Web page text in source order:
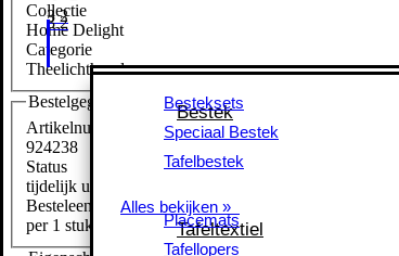
Bestek
Besteksets
Speciaal Bestek
Tafelbestek
Alles bekijken »
Tafeltextiel
Placemats
Tafellopers
Bestek
Besteksets
Speciaal Bestek
Tafelbestek
Alles bekijken »
Tafeltextiel
Placemats
Tafellopers
Collectie
Home Delight
Categorie
Theelichthouders
Bestelgegevens
Artikelnummer
924238
Status
tijdelijk uitverkocht
Besteleenheid
per 1 stuk